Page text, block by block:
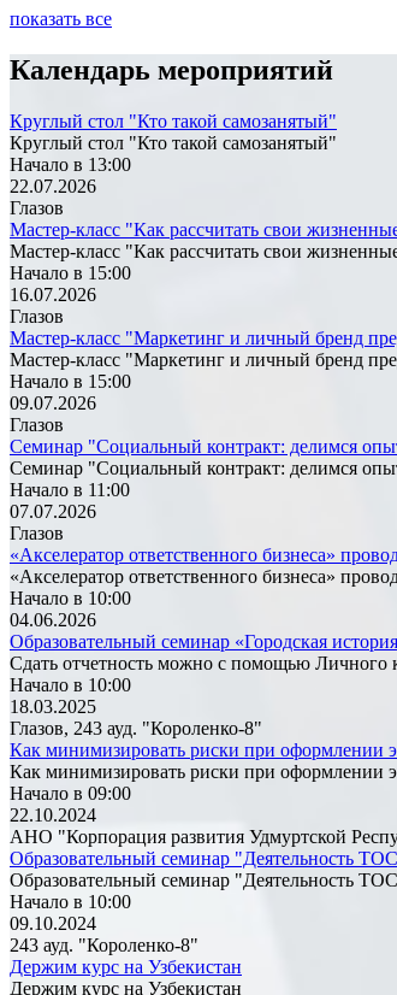
показать все
Календарь мероприятий
Круглый стол "Кто такой самозанятый"
Круглый стол "Кто такой самозанятый"
Начало в 13:00
22.07.2026
Глазов
Мастер-класс "Как рассчитать свои
Мастер-класс "Как рассчитать свои
Начало в 15:00
16.07.2026
Глазов
Мастер-класс "Маркетинг и личный бренд
Мастер-класс "Маркетинг и личный бренд
Начало в 15:00
09.07.2026
Глазов
Семинар "Социальный контракт: делимся
Семинар "Социальный контракт: делимся
Начало в 11:00
07.07.2026
Глазов
«Акселератор ответственного бизнеса»
«Акселератор ответственного бизнеса»
Начало в 10:00
04.06.2026
Образовательный семинар «Городская
Сдать отчетность можно с помощью Личного
Начало в 10:00
18.03.2025
Глазов, 243 ауд. "Короленко-8"
Как минимизировать риски при оформлении
Как минимизировать риски при оформлении
Начало в 09:00
22.10.2024
АНО "Корпорация развития Удмуртской
Образовательный семинар "Деятельность
Образовательный семинар "Деятельность
Начало в 10:00
09.10.2024
243 ауд. "Короленко-8"
Держим курс на Узбекистан
Держим курс на Узбекистан